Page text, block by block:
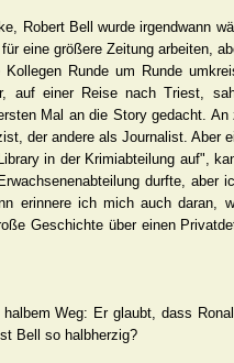
Robert Bell wurde irgendwann
eine größere Zeitung arbeiten,
Runde um Runde
auf einer Reise nach Triest,
Mal an die Story gedacht. An
der andere als Journalist. Aber
in der Krimiabteilung auf",
durfte, aber
erinnere ich mich auch daran,
Geschichte über einen
Weg: Er glaubt, dass
Bell so halbherzig?